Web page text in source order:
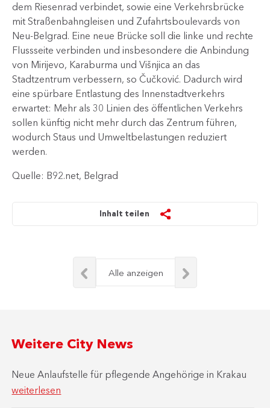
dem Riesenrad verbindet, sowie eine Verkehrsbrücke
mit Straßenbahngleisen und Zufahrtsboulevards von
Neu-Belgrad. Eine neue Brücke soll die linke und rechte
Flussseite verbinden und insbesondere die Anbindung
von Mirijevo, Karaburma und Višnjica an das
Stadtzentrum verbessern, so Čučković. Dadurch wird
eine spürbare Entlastung des Innenstadtverkehrs
erwartet: Mehr als 30 Linien des öffentlichen Verkehrs
sollen künftig nicht mehr durch das Zentrum führen,
wodurch Staus und Umweltbelastungen reduziert
werden.
Quelle: B92.net, Belgrad
Inhalt teilen
Alle anzeigen
Weitere City News
Neue Anlaufstelle für pflegende Angehörige in Krakau
weiterlesen